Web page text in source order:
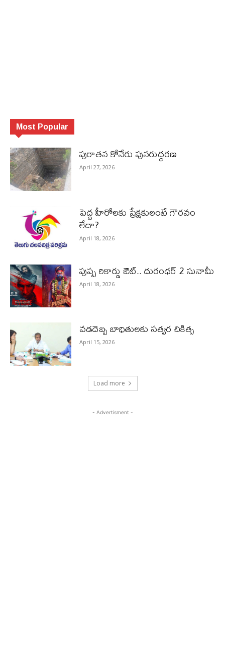
Most Popular
పురాత‌న కోనేరు పున‌రుద్ధ‌ర‌ణ
April 27, 2026
పెద్ద హీరోల‌కు ప్రేక్ష‌కులంటే గౌర‌వం
లేదా?
April 18, 2026
పుష్ప రికార్డు ఔట్‌.. దురంధ‌ర్ 2 సునామీ
April 18, 2026
వడదెబ్బ బాధితులకు సత్వర చికిత్స
April 15, 2026
Load more
- Advertisment -